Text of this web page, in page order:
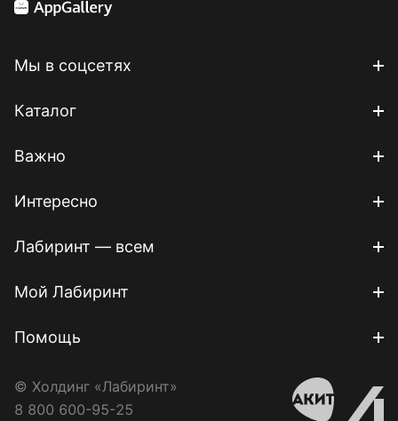
Мы в соцсетях
Каталог
Важно
Интересно
Лабиринт — всем
Мой Лабиринт
Помощь
© Холдинг «Лабиринт»
8 800 600-95-25